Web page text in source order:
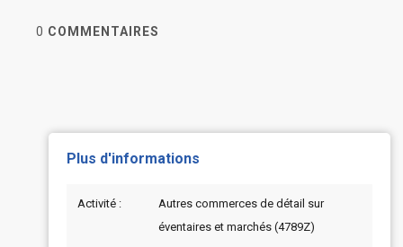
0 COMMENTAIRES
Plus d'informations
Activité :
Autres commerces de détail sur
éventaires et marchés (4789Z)